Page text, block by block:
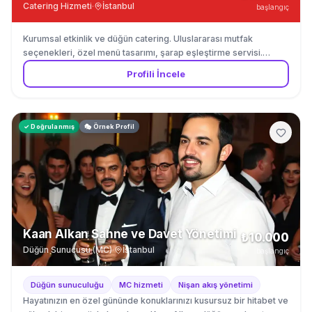
Catering Hizmeti· İstanbul başlangıç
Kurumsal etkinlik ve düğün catering. Uluslararası mutfak
seçenekleri, özel menü tasarımı, şarap eşleştirme servisi.
İstanbul Boğaz bölgesi.
Profili İncele
✓ Doğrulanmış 🎭 Örnek Profil
Kaan Alkan Sahne ve Davet Yönetimi
Düğün Sunucusu (MC)· İstanbul
₺10.000
başlangıç
Düğün sunuculuğu MC hizmeti Nişan akış yönetimi
Hayatınızın en özel gününde konuklarınızı kusursuz bir hitabet ve